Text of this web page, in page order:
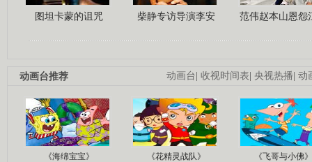
图坦卡蒙的诅咒 柴静专访导演李安 范伟赵本山恩怨
动画台| 收视时间表| 央视热播| 动
动画台推荐
《海绵宝宝》 《花精灵战队》 《飞哥与小佛》